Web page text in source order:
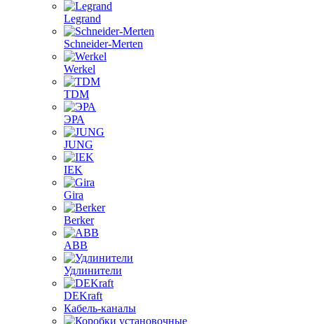
Legrand
Schneider-Merten
Werkel
TDM
ЭРА
JUNG
IEK
Gira
Berker
ABB
Удлинители
DEKraft
Кабель-каналы